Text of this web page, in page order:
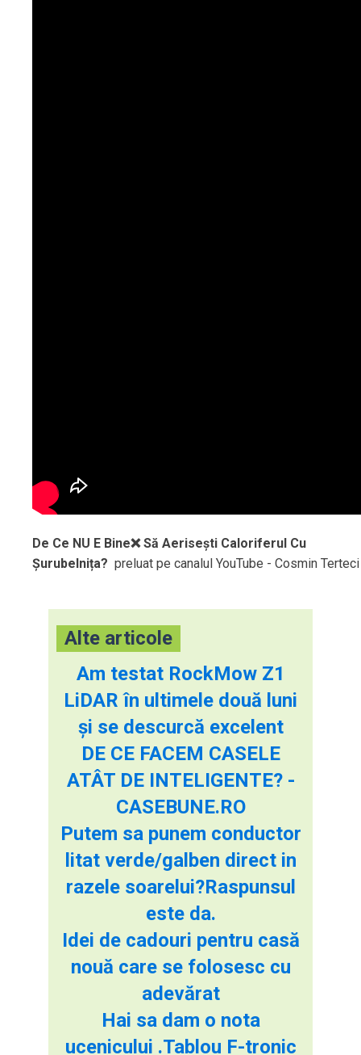
De Ce NU E Bine❌ Să Aerisești Caloriferul Cu
Șurubelnița? preluat pe canalul YouTube - Cosmin Terteci
Alte articole
Am testat RockMow Z1
LiDAR în ultimele două luni
și se descurcă excelent
DE CE FACEM CASELE
ATÂT DE INTELIGENTE? -
CASEBUNE.RO
Putem sa punem conductor
litat verde/galben direct in
razele soarelui?Raspunsul
este da.
Idei de cadouri pentru casă
nouă care se folosesc cu
adevărat
Hai sa dam o nota
ucenicului .Tablou F-tronic